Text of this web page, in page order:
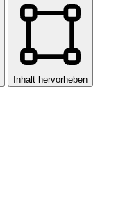
Inhalt hervorheben